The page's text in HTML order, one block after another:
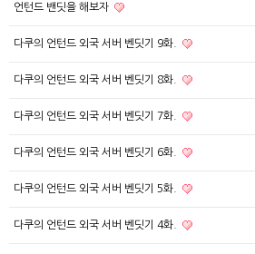
언턴드 밴딧을 해보자
다쿠의 언턴드 외국 서버 벤딧기 9화.
다쿠의 언턴드 외국 서버 벤딧기 8화.
다쿠의 언턴드 외국 서버 벤딧기 7화.
다쿠의 언턴드 외국 서버 벤딧기 6화.
다쿠의 언턴드 외국 서버 벤딧기 5화.
다쿠의 언턴드 외국 서버 벤딧기 4화.